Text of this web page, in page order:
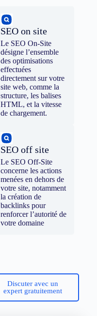
SEO on site
Le SEO On-Site
désigne l’ensemble
des optimisations
effectuées
directement sur votre
site web, comme la
structure, les balises
HTML, et la vitesse
de chargement.
SEO off site
Le SEO Off-Site
concerne les actions
menées en dehors de
votre site, notamment
la création de
backlinks pour
renforcer l’autorité de
votre domaine
Discuter avec un
expert gratuitement